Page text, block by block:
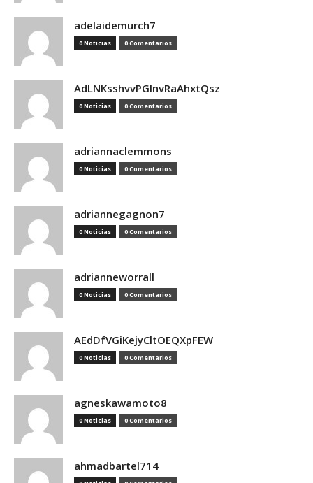
adelaidemurch7
0 Noticias 0 Comentarios
AdLNKsshvvPGInvRaAhxtQsz
0 Noticias 0 Comentarios
adriannaclemmons
0 Noticias 0 Comentarios
adriannegagnon7
0 Noticias 0 Comentarios
adrianneworrall
0 Noticias 0 Comentarios
AEdDfVGiKejyCltOEQXpFEW
0 Noticias 0 Comentarios
agneskawamoto8
0 Noticias 0 Comentarios
ahmadbartel714